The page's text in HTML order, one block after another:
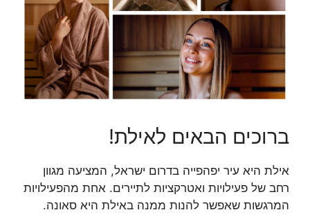
ברוכים הבאים לאילת!
אילת היא עיר יפהפייה בדרום ישראל, המציעה מגוון
רחב של פעילויות ואטרקציות לתיירים. אחת מהפעילויות
המרגשות שאפשר להנות ממנה באילת היא סאונה.